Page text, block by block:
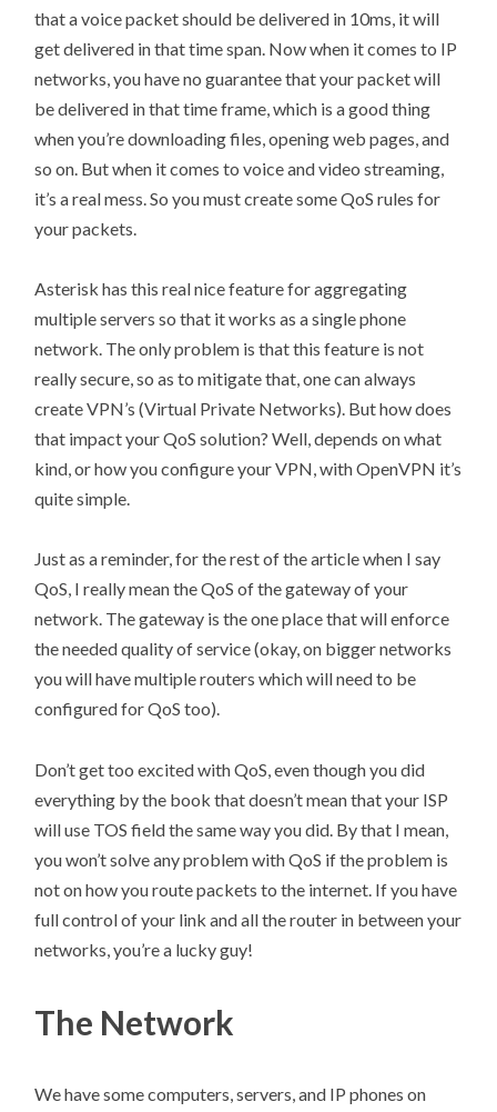
that a voice packet should be delivered in 10ms, it will
get delivered in that time span. Now when it comes to IP
networks, you have no guarantee that your packet will
be delivered in that time frame, which is a good thing
when you’re downloading files, opening web pages, and
so on. But when it comes to voice and video streaming,
it’s a real mess. So you must create some QoS rules for
your packets.
Asterisk has this real nice feature for aggregating
multiple servers so that it works as a single phone
network. The only problem is that this feature is not
really secure, so as to mitigate that, one can always
create VPN’s (Virtual Private Networks). But how does
that impact your QoS solution? Well, depends on what
kind, or how you configure your VPN, with OpenVPN it’s
quite simple.
Just as a reminder, for the rest of the article when I say
QoS, I really mean the QoS of the gateway of your
network. The gateway is the one place that will enforce
the needed quality of service (okay, on bigger networks
you will have multiple routers which will need to be
configured for QoS too).
Don’t get too excited with QoS, even though you did
everything by the book that doesn’t mean that your ISP
will use TOS field the same way you did. By that I mean,
you won’t solve any problem with QoS if the problem is
not on how you route packets to the internet. If you have
full control of your link and all the router in between your
networks, you’re a lucky guy!
The Network
We have some computers, servers, and IP phones on